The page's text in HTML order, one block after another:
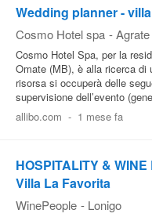
Wedding planner -
Cosmo Hotel spa -
Cosmo Hotel Spa, per la
Omate (MB), è alla ricerca di
risorsa si occuperà delle
supervisione dell’evento
allibo.com - 1 mese fa
HOSPITALITY &
Villa La Favorita
WinePeople - Lonigo